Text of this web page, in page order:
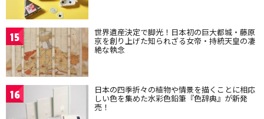
15 世界遺産決定で脚光！日本初の巨大都城・藤原
京を創り上げた知られざる女帝・持統天皇の凄
絶な執念
16 日本の四季折々の植物や情景を描くことに相応
しい色を集めた水彩色鉛筆『色辞典』が新発
売！